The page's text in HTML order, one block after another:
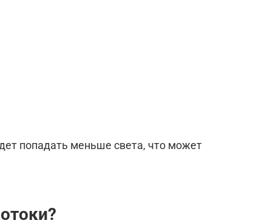
попадать меньше света, что может